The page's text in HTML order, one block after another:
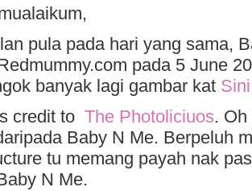
pula pada hari yang sama,
pada 5 June
banyak lagi gambar kat Sini
credit to The Photoliciuos.
Baby N Me. Berpeluh
tu memang payah nak
N Me.